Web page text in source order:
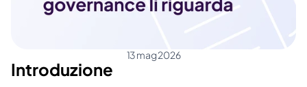
13 mag 2026
Introduzione